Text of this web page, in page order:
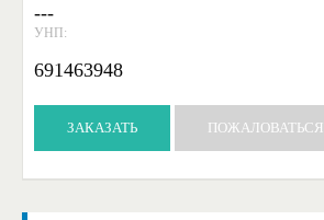
---
УНП:
691463948
ЗАКАЗАТЬ ПОЖАЛОВАТЬСЯ